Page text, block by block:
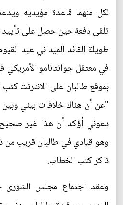
لكل منهما قاعدة مؤيديه
تلقى دفعة حين حصل على
طويلة القائد الميداني عبد
في معتقل جوانتانامو
بموقع طالبان على الانترنت كتب
"عن أن هناك خلافات بيني
دعوني أؤكد أن هذا غير
وهو قيادي في طالبان قريب من
ذاكر كتب الخطاب.
وعقد اجتماع مجلس الشورى